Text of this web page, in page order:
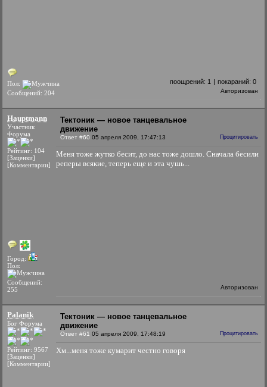
Пол:
Сообщений: 204
поощрений: 1 | покараний: 0
Авторизован
Hauptmann
Участник
Форума
Рейтинг: 104
[Заценки]
[Комментарии]
Город:
Пол:
Сообщений:
255
Тектоник — новое танцевальное
движение
Ответ #60 05 апреля 2009, 17:47:13 Процитировать
Меня тоже жутко бесит, до нас тоже дошло. Сначала бесили
реперы всякие, теперь еще и эта чушь...
Авторизован
Palanik
Бог Форума
Рейтинг: 9567
[Заценки]
[Комментарии]
Тектоник — новое танцевальное
движение
Ответ #61 05 апреля 2009, 17:48:19 Процитировать
Хм...меня тоже кумарит честно говоря